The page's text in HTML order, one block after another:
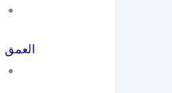
العمق